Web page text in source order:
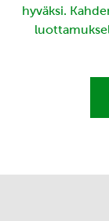
hyväksi.